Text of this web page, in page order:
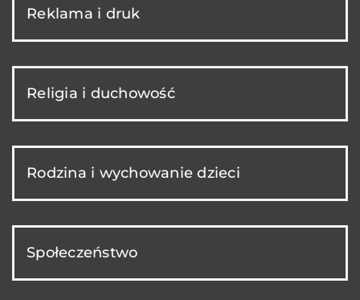
Reklama i druk
Religia i duchowość
Rodzina i wychowanie dzieci
Społeczeństwo